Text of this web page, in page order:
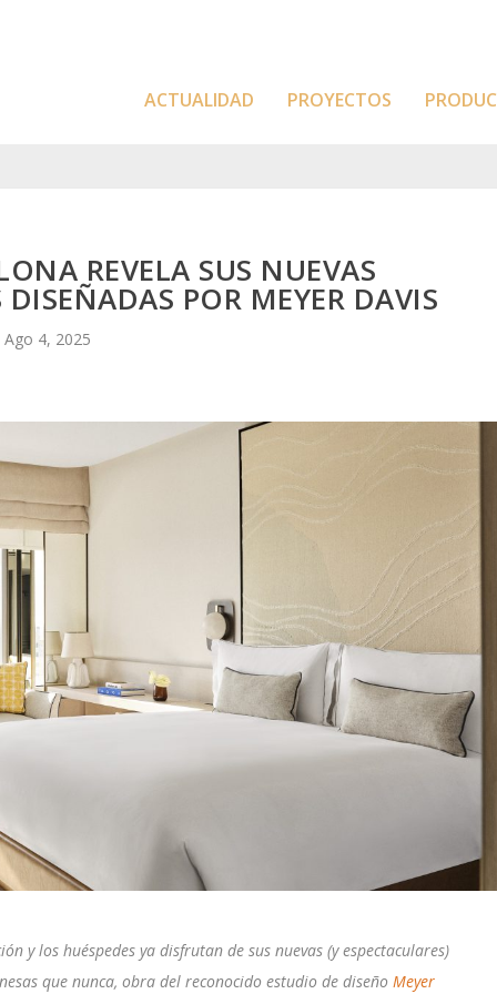
ACTUALIDAD PROYECTOS
REVELA SUS NUEVAS
POR MEYER DAVIS
Ago 4, 2025
y los huéspedes ya disfrutan de sus nuevas (y espectaculares)
que nunca, obra del reconocido estudio de diseñoMeyer